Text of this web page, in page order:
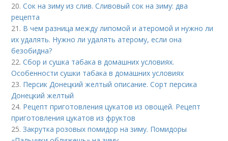
20.Сок на зиму из слив. Сливовый сок на зиму: два
рецепта
21. В чем разница между липомой и атеромой и нужно ли
их удалять. Нужно ли удалять атерому, если она
безобидна?
22.Сбор и сушка табака в домашних условиях.
Особенности сушки табака в домашних условиях
23. Персик Донецкий желтый описание. Сорт персика
Донецкий желтый
24. Рецепт приготовления цукатов из овощей. Рецепт
приготовления цукатов из фруктов
25.Закрутка розовых помидор на зиму. Помидоры